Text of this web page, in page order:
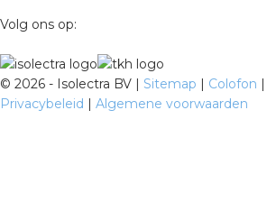
Volg ons op:
© 2026 - Isolectra BV | Sitemap | Colofon |
Privacybeleid | Algemene voorwaarden